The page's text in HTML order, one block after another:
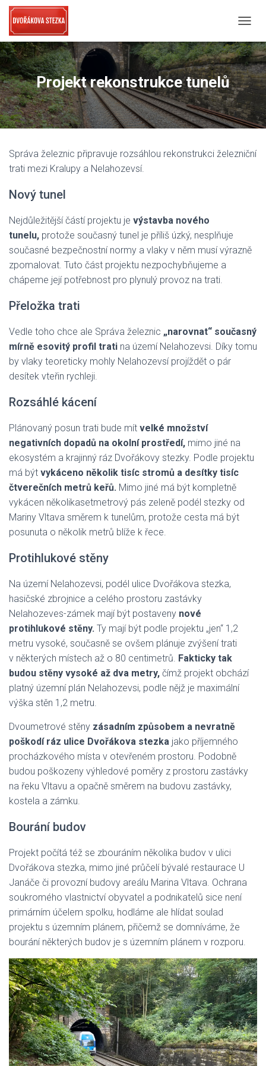
Projekt rekonstrukce tunelů
Správa železnic připravuje rozsáhlou rekonstrukci železniční
trati mezi Kralupy a Nelahozevsí.
Nový tunel
Nejdůležitější částí projektu je výstavba nového
tunelu, protože současný tunel je příliš úzký, nesplňuje
současné bezpečnostní normy a vlaky v něm musí výrazně
zpomalovat. Tuto část projektu nezpochybňujeme a
chápeme její potřebnost pro plynulý provoz na trati.
Přeložka trati
Vedle toho chce ale Správa železnic „narovnat“ současný
mírně esovitý profil trati na území Nelahozevsi. Díky tomu
by vlaky teoreticky mohly Nelahozevsí projíždět o pár
desítek vteřin rychleji.
Rozsáhlé kácení
Plánovaný posun trati bude mít velké množství
negativních dopadů na okolní prostředí, mimo jiné na
ekosystém a krajinný ráz Dvořákovy stezky. Podle projektu
má být vykáceno několik tisíc stromů a desítky tisíc
čtverečních metrů keřů. Mimo jiné má být kompletně
vykácen několikasetmetrový pás zeleně podél stezky od
Mariny Vltava směrem k tunelům, protože cesta má být
posunuta o několik metrů blíže k řece.
Protihlukové stěny
Na území Nelahozevsi, podél ulice Dvořákova stezka,
hasičské zbrojnice a celého prostoru zastávky
Nelahozeves-zámek mají být postaveny nové
protihlukové stěny. Ty mají být podle projektu „jen“ 1,2
metru vysoké, současně se ovšem plánuje zvýšení trati
v některých místech až o 80 centimetrů. Fakticky tak
budou stěny vysoké až dva metry, čímž projekt obchází
platný územní plán Nelahozevsi, podle nějž je maximální
výška stěn 1,2 metru.
Dvoumetrové stěny zásadním způsobem a nevratně
poškodí ráz ulice Dvořákova stezka jako příjemného
procházkového místa v otevřeném prostoru. Podobně
budou poškozeny výhledové poměry z prostoru zastávky
na řeku Vltavu a opačně směrem na budovu zastávky,
kostela a zámku.
Bourání budov
Projekt počítá též se zbouráním několika budov v ulici
Dvořákova stezka, mimo jiné průčelí bývalé restaurace U
Janáče či provozní budovy areálu Marina Vltava. Ochrana
soukromého vlastnictví obyvatel a podnikatelů sice není
primárním účelem spolku, hodláme ale hlídat soulad
projektu s územním plánem, přičemž se domníváme, že
bourání některých budov je s územním plánem v rozporu.